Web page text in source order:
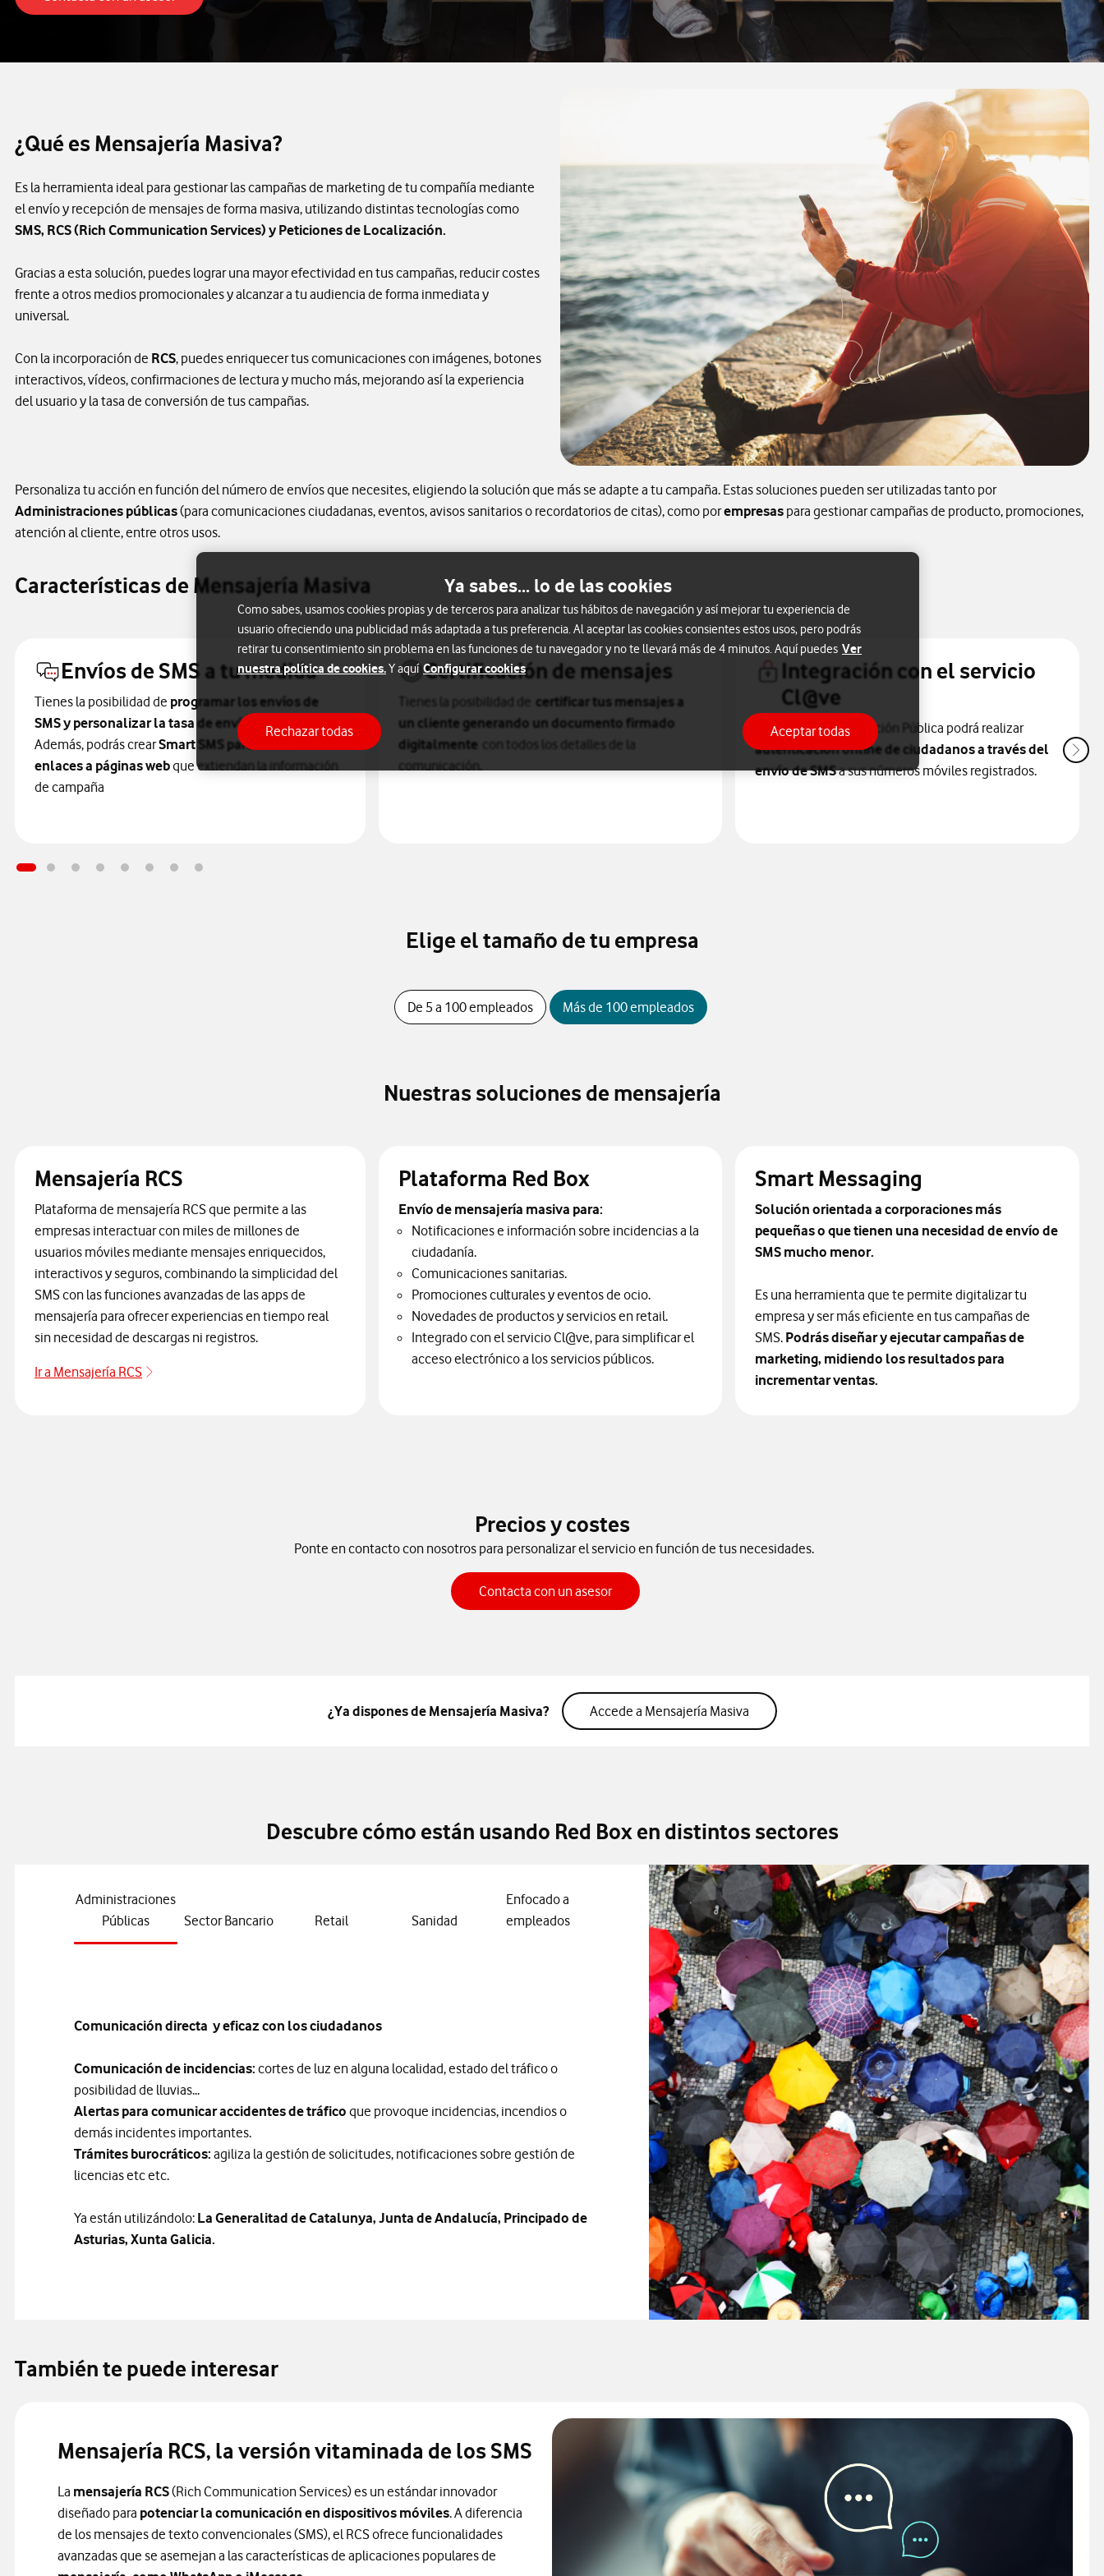
¿Qué es Mensajería Masiva?
Es la herramienta ideal para gestionar las campañas de marketing de tu compañía mediante
el envío y recepción de mensajes de forma masiva, utilizando distintas tecnologías como
SMS, RCS (Rich Communication Services) y Peticiones de Localización.
Gracias a esta solución, puedes lograr una mayor efectividad en tus campañas, reducir costes
frente a otros medios promocionales y alcanzar a tu audiencia de forma inmediata y
universal.
Con la incorporación de RCS, puedes enriquecer tus comunicaciones con imágenes, botones
interactivos, vídeos, confirmaciones de lectura y mucho más, mejorando así la experiencia
del usuario y la tasa de conversión de tus campañas.
Personaliza tu acción en función del número de envíos que necesites, eligiendo la solución que más se adapte a tu campaña. Estas soluciones pueden ser utilizadas tanto por
Administraciones públicas(para comunicaciones ciudadanas, eventos, avisos sanitarios o recordatorios de citas), como porempresas para gestionar campañas de producto, promociones,
atención al cliente, entre otros usos.
Características de Mensajería Masiva
Envíos de SMS a tu medida
Tienes la posibilidad de programar los envíos de
SMS y personalizar la tasa de envío por horas
Además, podrás crearSmart SMS para añadir
enlaces a páginas webque extiendan la información
de campaña
Certificación de mensajes
Tienes la posibilidad de certificar tus mensajes a
un cliente generando un documento firmado
digitalmente con todos los detalles de la
comunicación.
Integración con el servicio
Cl@ve
Cualquier Administración Pública podrá realizar
autenticación online de ciudadanos a través del
envío de SMSa sus números móviles registrados.
Elige el tamaño de tu empresa
De 5 a 100 empleados Más de 100 empleados
Nuestras soluciones de mensajería
Mensajería RCS
Plataforma de mensajería RCS que permite a las
empresas interactuar con miles de millones de
usuarios móviles mediante mensajes enriquecidos,
interactivos y seguros, combinando la simplicidad del
SMS con las funciones avanzadas de las apps de
mensajería para ofrecer experiencias en tiempo real
sin necesidad de descargas ni registros.
Ir a Mensajería RCS
Plataforma Red Box
Envío de mensajería masiva para:
Notificaciones e información sobre incidencias a la
ciudadanía.
Comunicaciones sanitarias.
Promociones culturales y eventos de ocio.
Novedades de productos y servicios en retail.
Integrado con el servicio Cl@ve, para simplificar el
acceso electrónico a los servicios públicos.
Smart Messaging
Solución orientada a corporaciones más
pequeñas o que tienen una necesidad de envío de
SMS mucho menor.
Es una herramienta que te permite digitalizar tu
empresa y ser más eficiente en tus campañas de
SMS. Podrás diseñar y ejecutar campañas de
marketing, midiendo los resultados para
incrementar ventas.
Precios y costes
Ponte en contacto con nosotros para personalizar el servicio en función de tus necesidades.
Contacta con un asesorContacta con un asesor
¿Ya dispones de Mensajería Masiva? Accede a Mensajería MasivaAccede a Smart Messaging
Descubre cómo están usando Red Box en distintos sectores
Administraciones
Públicas
Sector Bancario Retail Sanidad
Enfocado a
empleados
Comunicación directa y eficaz con los ciudadanos
Comunicación de incidencias: cortes de luz en alguna localidad, estado del tráfico o
posibilidad de lluvias...
Alertas para comunicar accidentes de tráfico que provoque incidencias, incendios o
demás incidentes importantes.
Trámites burocráticos: agiliza la gestión de solicitudes, notificaciones sobre gestión de
licencias etc etc.
Ya están utilizándolo: La Generalitad de Catalunya, Junta de Andalucía, Principado de
Asturias, Xunta Galicia.
También te puede interesar
Mensajería RCS, la versión vitaminada de los SMS
La mensajería RCS(Rich Communication Services) es un estándar innovador
diseñado para potenciar la comunicación en dispositivos móviles. A diferencia
de los mensajes de texto convencionales (SMS), el RCS ofrece funcionalidades
avanzadas que se asemejan a las características de aplicaciones populares de
Ya sabes... lo de las cookies
Como sabes, usamos cookies propias y de terceros para analizar tus hábitos de navegación y así mejorar tu experiencia de
usuario ofreciendo una publicidad más adaptada a tus preferencia. Al aceptar las cookies consientes estos usos, pero podrás
retirar tu consentimiento sin problema en las funciones de tu navegador y no te llevará más de 4 minutos. Aquí puedes Ver
nuestra política de cookies.Y aquí Configurar cookies
Rechazar todas Aceptar todas